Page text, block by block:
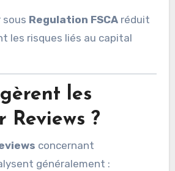
sous Regulation FSCAréduit
les risques liés au capital
les
Reviews ?
concernant
généralement :